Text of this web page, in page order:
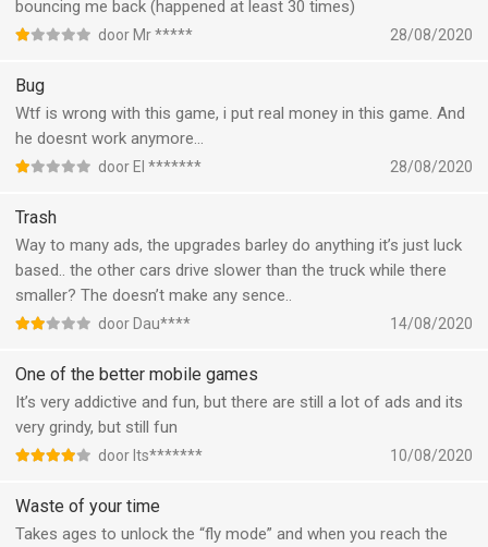
bouncing me back (happened at least 30 times)
door Mr ***** 28/08/2020
Bug
Wtf is wrong with this game, i put real money in this game. And
he doesnt work anymore...
door El ******* 28/08/2020
Trash
Way to many ads, the upgrades barley do anything it’s just luck
based.. the other cars drive slower than the truck while there
smaller? The doesn’t make any sence..
door Dau**** 14/08/2020
One of the better mobile games
It’s very addictive and fun, but there are still a lot of ads and its
very grindy, but still fun
door Its******* 10/08/2020
Waste of your time
Takes ages to unlock the “fly mode” and when you reach the